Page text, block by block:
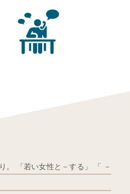
。 「若い女性と－する」 「 －